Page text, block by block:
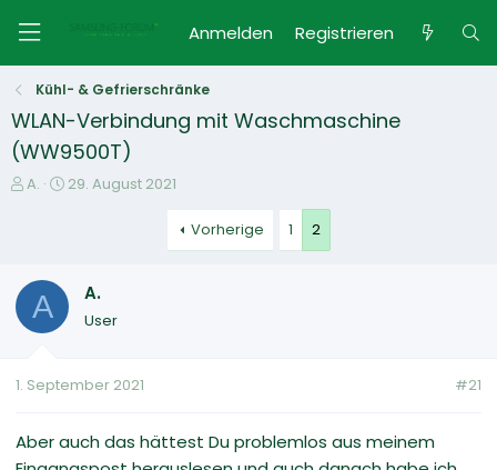
Anmelden Registrieren
Kühl- & Gefrierschränke
WLAN-Verbindung mit Waschmaschine
(WW9500T)
E
e
A.
E
l
l
m
29. August 2021
Vorherige 1 2
A A.
User
1. September 2021 #21
Aber auch das hättest Du problemlos aus meinem